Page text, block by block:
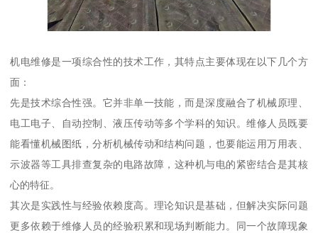
机电维修是一项综合性的技术工作，其特点主要体现在以下几个方
面：
先是技术综合性强。它并非单一技能，而是深度融合了机械原理、
电工电子、自动控制、液压传动等多个学科的知识。维修人员既要
能看懂机械图纸，分析机械传动和结构问题，也要能运用万用表、
示波器等工具排查复杂的电路故障，这种机与电的紧密结合是其核
心的特征。
其次是实践性与经验依赖度高。理论知识是基础，但解决实际问题
更多依赖于维修人员的经验积累和现场判断能力。同一个故障现象